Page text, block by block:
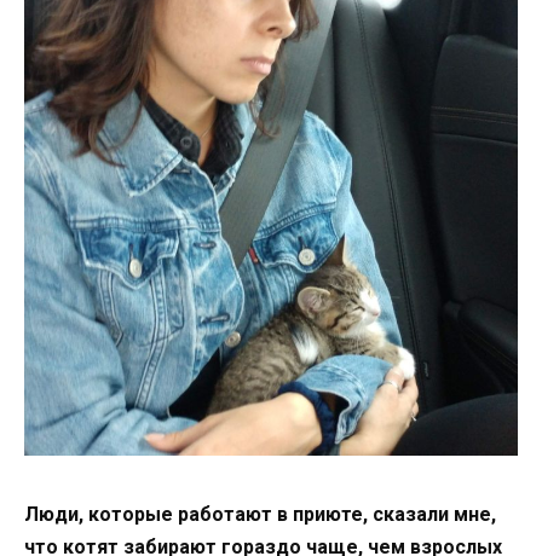
Люди, которые работают в приюте, сказали мне,
что котят забирают гораздо чаще, чем взрослых